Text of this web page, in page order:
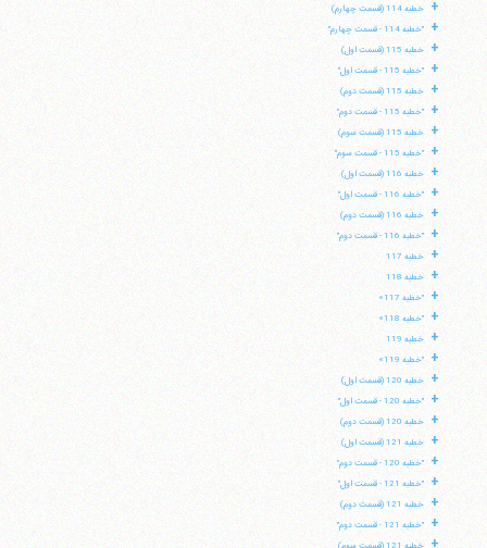
+ خطبه 114 (قسمت چهارم)
+ "خطبه 114 - قسمت چهارم"
+ خطبه 115 (قسمت اول)
+ "خطبه 115 - قسمت اول"
+ خطبه 115 (قسمت دوم)
+ "خطبه 115 - قسمت دوم"
+ خطبه 115 (قسمت سوم)
+ "خطبه 115 - قسمت سوم"
+ خطبه 116 (قسمت اول)
+ "خطبه 116 - قسمت اول"
+ خطبه 116 (قسمت دوم)
+ "خطبه 116 - قسمت دوم"
+ خطبه 117
+ خطبه 118
+ "خطبه 117»
+ "خطبه 118»
+ خطبه 119
+ "خطبه 119»
+ خطبه 120 (قسمت اول)
+ "خطبه 120 - قسمت اول"
+ خطبه 120 (قسمت دوم)
+ خطبه 121 (قسمت اول)
+ "خطبه 120 - قسمت دوم"
+ "خطبه 121 - قسمت اول"
+ خطبه 121 (قسمت دوم)
+ "خطبه 121 - قسمت دوم"